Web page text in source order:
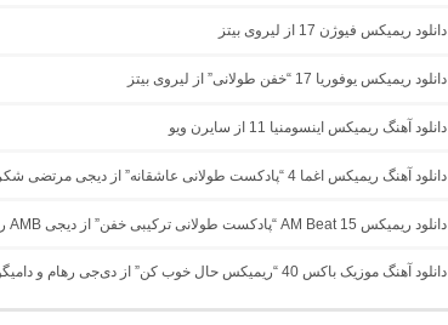
دانلود ریمیکس فیوژن 17 از لیروی بیتز
دانلود ریمیکس یوفوریا 17 “خفن طولانی” از لیروی بیتز
دانلود آهنگ ریمیکس اینسومنیا 11 از سایرن ویو
دانلود آهنگ ریمیکس اغما 4 “پادکست طولانی عاشقانه” از دیجی مرتضی شکری
دانلود ریمیکس AM Beat 15 “پادکست طولانی ترکیبی خفن” از دیجی AMB رادیو جوان
دانلود آهنگ موزیک باکس 40 “ریمیکس حال خوب کن” از دی‌جی رهام و دامیگو